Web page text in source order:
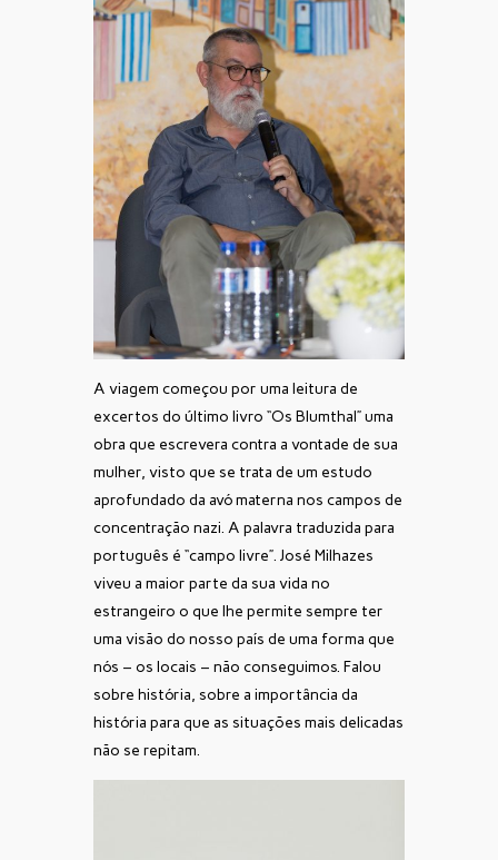
A viagem começou por uma leitura de
excertos do último livro “Os Blumthal” uma
obra que escrevera contra a vontade de sua
mulher, visto que se trata de um estudo
aprofundado da avó materna nos campos de
concentração nazi. A palavra traduzida para
português é “campo livre”. José Milhazes
viveu a maior parte da sua vida no
estrangeiro o que lhe permite sempre ter
uma visão do nosso país de uma forma que
nós – os locais – não conseguimos. Falou
sobre história, sobre a importância da
história para que as situações mais delicadas
não se repitam.